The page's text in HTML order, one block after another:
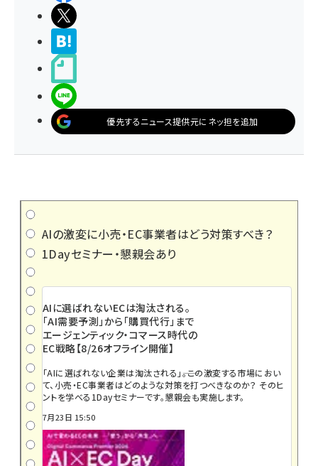
優先するニュース提供元にネッ担を追加
AIの激変に小売・EC事業者はどう対策すべき？
1Dayセミナー・懇親会あり
AIに選ばれないECは淘汰される。
「AI需要予測」から「購買代行」まで
エージェンティック・コマース時代の
EC戦略【8/26オフライン開催】
「AIに選ばれない企業は淘汰される」――。この激変する市場におい
て、小売・EC事業者はどのような対策を打つべきなのか？ そのヒ
ントを学べる1Dayセミナーです。懇親会も実施します。
7月23日 15:50